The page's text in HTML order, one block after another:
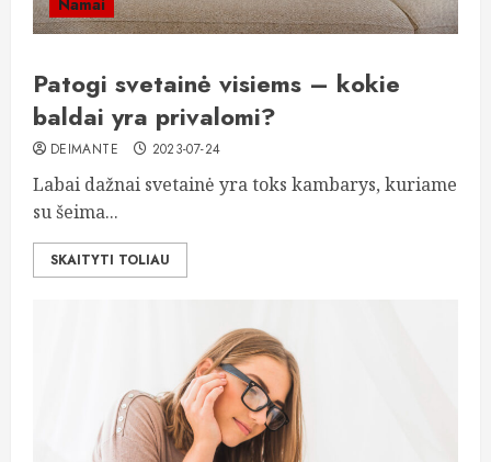
Namai
Patogi svetainė visiems – kokie
baldai yra privalomi?
DEIMANTE 2023-07-24
Labai dažnai svetainė yra toks kambarys, kuriame
su šeima...
SKAITYTI TOLIAU